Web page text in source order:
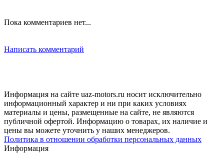
Пока комментариев нет...
Написать комментарий
Информация на сайте uaz-motors.ru носит исключительно
информационный характер и ни при каких условиях
материалы и цены, размещенные на сайте, не являются
публичной офертой. Информацию о товарах, их наличие и
цены вы можете уточнить у наших менеджеров.
Политика в отношении обработки персональных данных
Информация